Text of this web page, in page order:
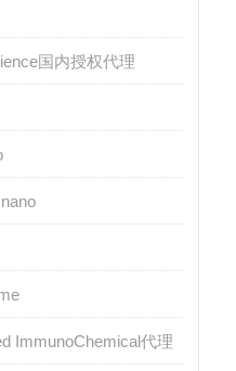
国内授权代理
ImmunoChemical代理